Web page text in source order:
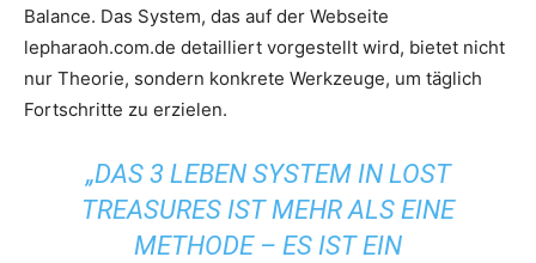
Balance. Das System, das auf der Webseite
lepharaoh.com.de detailliert vorgestellt wird, bietet nicht
nur Theorie, sondern konkrete Werkzeuge, um täglich
Fortschritte zu erzielen.
„DAS 3 LEBEN SYSTEM IN LOST
TREASURES IST MEHR ALS EINE
METHODE – ES IST EIN